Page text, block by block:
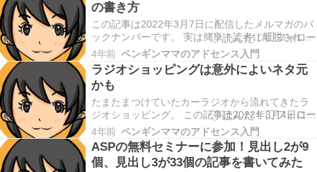
り、 きちんと歯が磨けているか、 虫歯の予防…
の書き方
この記事は2022年3月7日に配信したメルマガのバ
ックナンバーです。 実は簡単！読者に離脱されに
くい見出しの書き方 今日、記事のリサーチしてた
ら 「これでは読者がすぐに離脱しちゃうよな」 と
いう見出しの付け方をしている記事を見つけたの
で シェアしたいと思います。 記事を書く時に…
4年前 ペンギンママのアドセンス入門
ラジオショッピングは意外によいネタ元
かも
たまたまつけていたカーラジオから流れてきたラ
ジオショッピング。 この記事は2022年3月4日に配
信されたメルマガのバックナンバーです。 ラジオ
ショッピングは意外によいネタ元かも 私は主に ト
レンドブログの発信をしているのですが、 トレン
ドって ブログで稼ぐための 基礎が詰まってる…
4年前 ペンギンママのアドセンス入門
ASPの無料セミナーに参加！見出し2が9
個、見出し3が33個の記事を書いてみた